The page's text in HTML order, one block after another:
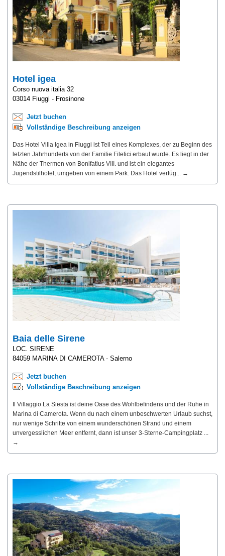
Hotel igea
Corso nuova italia 32
03014 Fiuggi - Frosinone
Jetzt buchen
Vollständige Beschreibung anzeigen
Das Hotel Villa Igea in Fiuggi ist Teil eines Komplexes, der zu Beginn des
letzten Jahrhunderts von der Familie Filetici erbaut wurde. Es liegt in der
Nähe der Thermen von Bonifatius VIII. und ist ein elegantes
Jugendstilhotel, umgeben von einem Park. Das Hotel verfüg... →
Baia delle Sirene
LOC. SIRENE
84059 MARINA DI CAMEROTA - Salerno
Jetzt buchen
Vollständige Beschreibung anzeigen
Il Villaggio La Siesta ist deine Oase des Wohlbefindens und der Ruhe in
Marina di Camerota. Wenn du nach einem unbeschwerten Urlaub suchst,
nur wenige Schritte von einem wunderschönen Strand und einem
unvergesslichen Meer entfernt, dann ist unser 3-Sterne-Campingplatz ...
→